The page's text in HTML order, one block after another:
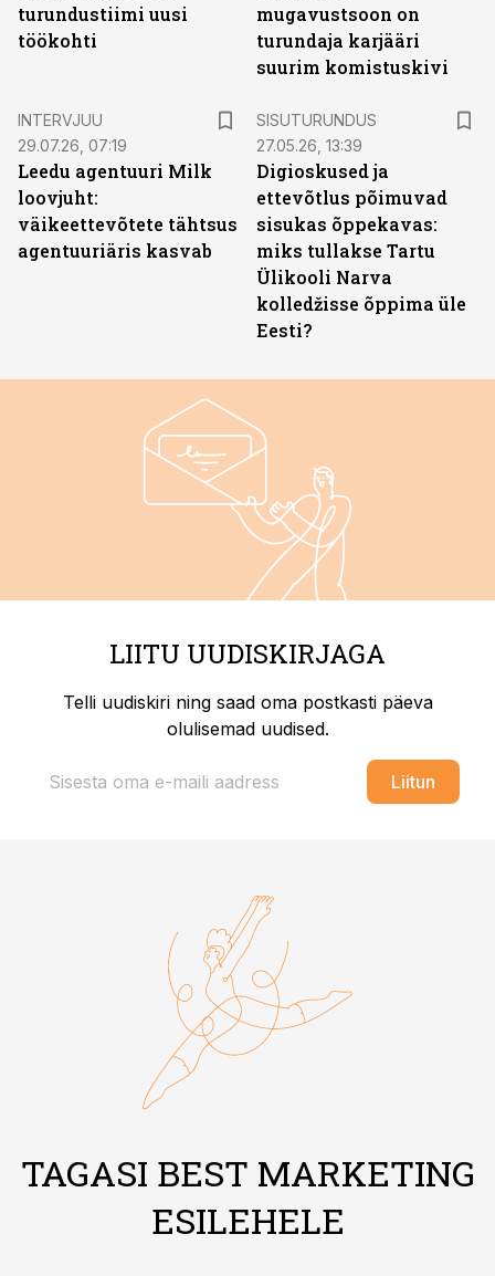
turundustiimi uusi
töökohti
mugavustsoon on
turundaja karjääri
suurim komistuskivi
INTERVJUU
29.07.26, 07:19
Leedu agentuuri Milk
loovjuht:
väikeettevõtete tähtsus
agentuuriäris kasvab
SISUTURUNDUS
27.05.26, 13:39
Digioskused ja
ettevõtlus põimuvad
sisukas õppekavas:
miks tullakse Tartu
Ülikooli Narva
kolledžisse õppima üle
Eesti?
LIITU UUDISKIRJAGA
Telli uudiskiri ning saad oma postkasti päeva
olulisemad uudised.
Liitun
TAGASI BEST MARKETING
ESILEHELE